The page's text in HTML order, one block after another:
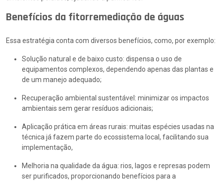
Benefícios da fitorremediação de águas
Essa estratégia conta com diversos benefícios, como, por exemplo:
Solução natural e de baixo custo: dispensa o uso de
equipamentos complexos, dependendo apenas das plantas e
de um manejo adequado;
Recuperação ambiental sustentável: minimizar os impactos
ambientais sem gerar resíduos adicionais;
Aplicação prática em áreas rurais: muitas espécies usadas na
técnica já fazem parte do ecossistema local, facilitando sua
implementação,
Melhoria na qualidade da água: rios, lagos e represas podem
ser purificados, proporcionando benefícios para a